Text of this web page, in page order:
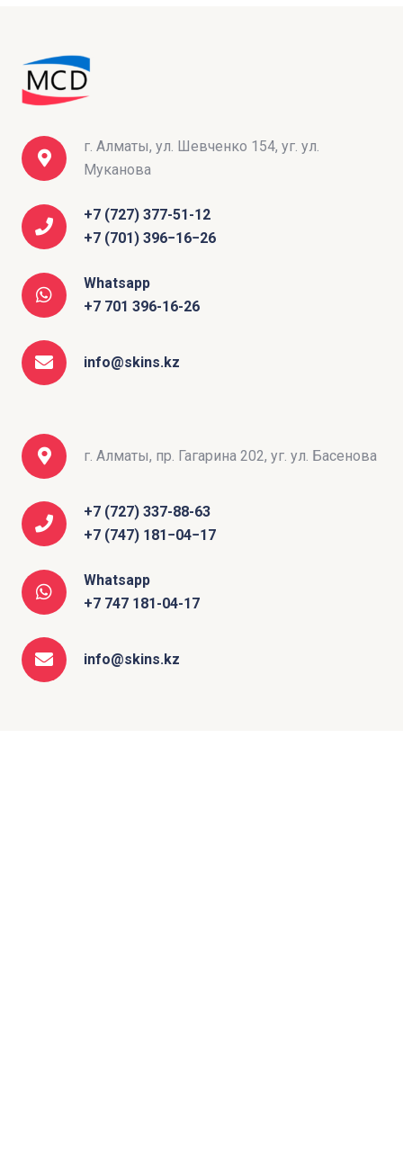
г. Алматы, ул. Шевченко 154, уг. ул.
Муканова
+7 (727) 377-51-12
+7 (701) 396−16−26
Whatsapp
+7 701 396-16-26
info@skins.kz
г. Алматы, пр. Гагарина 202, уг. ул. Басенова
+7 (727) 337-88-63
+7 (747) 181−04−17
Whatsapp
+7 747 181-04-17
info@skins.kz